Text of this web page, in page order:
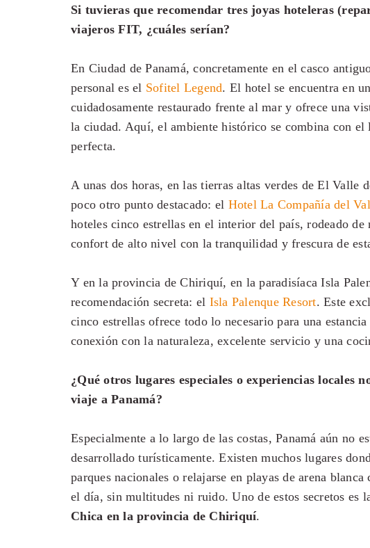
Si tuvieras que recomendar tres joyas hoteleras
viajeros FIT, ¿cuáles serían?
En Ciudad de Panamá, concretamente en el casco
personal es el Sofitel Legend. El hotel se encuentra en
cuidadosamente restaurado frente al mar y ofrece una
la ciudad. Aquí, el ambiente histórico se combina con el
perfecta.
A unas dos horas, en las tierras altas verdes de El Valle
poco otro punto destacado: el Hotel La Compañía del
hoteles cinco estrellas en el interior del país, rodeado
confort de alto nivel con la tranquilidad y frescura de
Y en la provincia de Chiriquí, en la paradisíaca Isla
recomendación secreta: el Isla Palenque Resort. Este
cinco estrellas ofrece todo lo necesario para una
conexión con la naturaleza, excelente servicio y una
¿Qué otros lugares especiales o experiencias locales
viaje a Panamá?
Especialmente a lo largo de las costas, Panamá aún no
desarrollado turísticamente. Existen muchos lugares
parques nacionales o relajarse en playas de arena
el día, sin multitudes ni ruido. Uno de estos secretos es
Chica en la provincia de Chiriquí.